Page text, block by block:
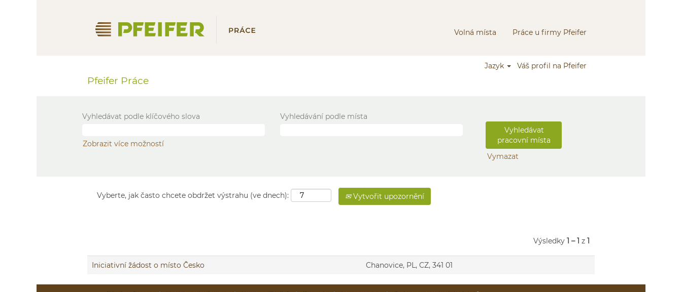
Volná místa Práce u firmy Pfeifer
Jazyk Váš profil na Pfeifer
Pfeifer Práce
Vyhledávat podle klíčového slova Vyhledávání podle místa
Zobrazit více možností
Vymazat
Vyberte, jak často chcete obdržet výstrahu (ve dnech): Vytvořit upozornění
Výsledky 1 – 1 z 1
Iniciativní žádost o místo Česko Chanovice, PL, CZ, 341 01